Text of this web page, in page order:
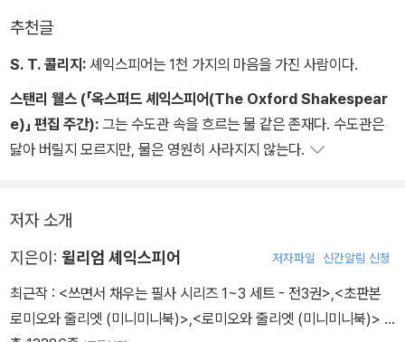
추천글
S. T. 콜리지: 셰익스피어는 1천 가지의 마음을 가진 사람이다.
스탠리 웰스 (「옥스퍼드 셰익스피어(The Oxford Shakespear
e)」 편집 주간): 그는 수도관 속을 흐르는 물 같은 존재다. 수도관은
닳아 버릴지 모르지만, 물은 영원히 사라지지 않는다.
저자 소개
지은이: 윌리엄 셰익스피어 저자파일 신간알림 신청
최근작 : <쓰면서 채우는 필사 시리즈 1~3 세트 - 전3권> <초판본
로미오와 줄리엣 (미니미니북)> <로미오와 줄리엣 (미니미니북)> …